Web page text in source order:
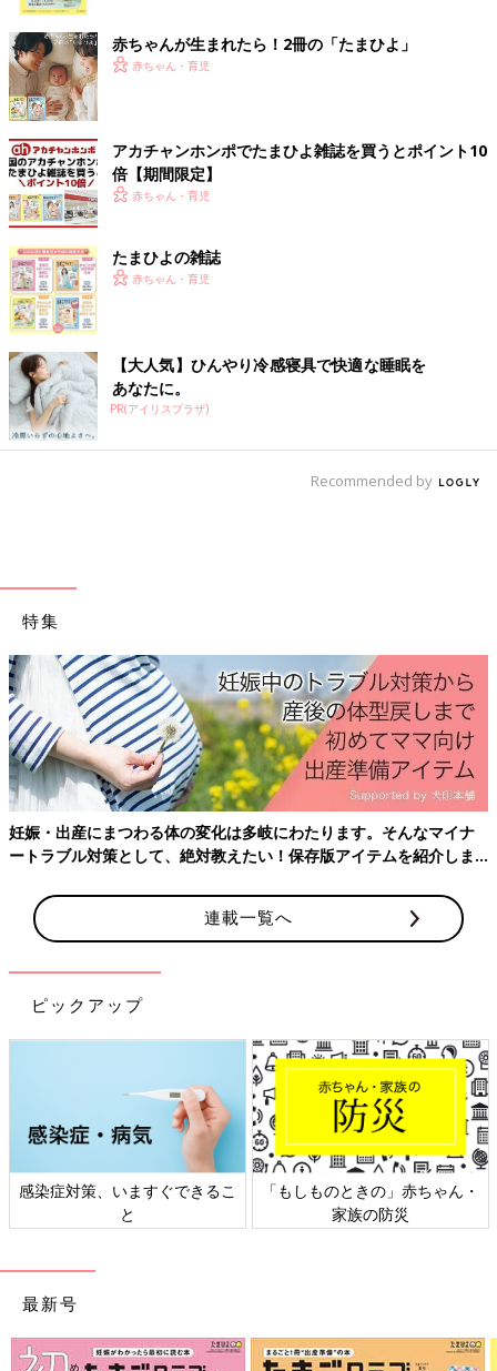
れていると感じます。
――家ではどんなパパですか？
藤本 庄司さんは、いざというときには、私と子どもたちの間に
入って動いてくれます。た
とえば、子どもたちと料理をしているときに、私の指示がうまく
子どもに伝わらないことが
あるんです。そういうときに、パイプ役になってくれるのが庄司
さんです。
あとは、私が息子に「クソババア」と言われたことがあって。そ
のとき、私は何も言わなかったんですけど、庄司さんが息子に、
「誰に向かって言ってんだよ！」と言って、しっかりと叱ってく
れていました。わが家は、こういう構図でうまくいっているかな
と思います。
タフが取り柄で何も考えてこなかった30代。これか
藤本さん、40歳のお誕生日を家族でお祝い！（藤本美貴さんのInstagramより）
――今年で40歳という節目を迎えましたが、今後はどんなふうに
過ごしていきたいですか？
藤本 これから、更年期がやってくるなど、体の不調もちょこち
ょこ出てくるだろうな…とおびえつつも、とりあえず今はとくに
不調もないので、将来に向けて少しでも健康でいたいと思ってい
るところです。
健康的な食事は心がけていますね。あと、スクワットやウォーキ
ングも適度にやっています。運動をがっつりやって痩せたいとい
うよりは、健康でいるために、やれることをやっていきたいとい
今までの私って、健康のこともあまり考えてこなかったし、とく
――美容については、普段から気を使っていますか？
赤ちゃんが生まれたら！2冊の「たまひよ」
赤ちゃん・育児
アカチャンホンポでたまひよ雑誌を買うとポイント10
倍【期間限定】
赤ちゃん・育児
たまひよの雑誌
赤ちゃん・育児
【大人気】ひんやり冷感寝具で快適な睡眠を
あなたに。
PR(アイリスプラザ)
Recommended by
特集
妊娠・出産にまつわる体の変化は多岐にわたります。そんなマイナ
ートラブル対策として、絶対教えたい！保存版アイテムを紹介しま
連載一覧へ
ピックアップ
感染症対策、いますぐできるこ
と
「もしものときの」赤ちゃん・
家族の防災
最新号